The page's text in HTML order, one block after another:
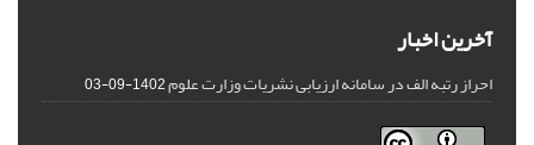
آخرین اخبار
احراز رتبه الف در سامانه ارزیابی نشریات وزارت علوم1402-09-03